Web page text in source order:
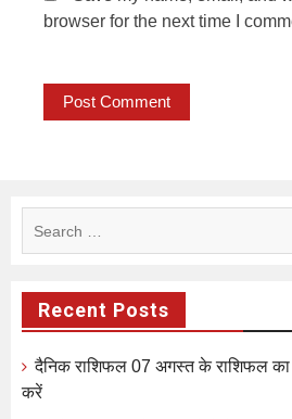
browser for the next time I
Recent Posts
दैनिक राशिफल 07 अगस्त के राशिफल का
करें